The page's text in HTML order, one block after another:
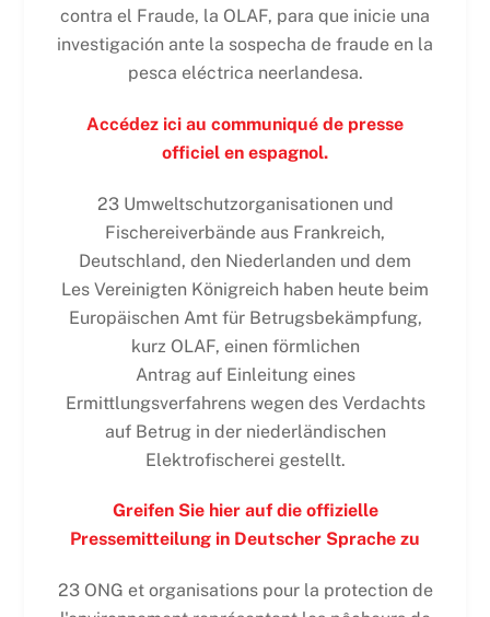
contra el Fraude, la OLAF, para que inicie una
investigación ante la sospecha de fraude en la
pesca eléctrica neerlandesa.
Accédez ici au communiqué de presse
officiel en espagnol.
23 Umweltschutzorganisationen und
Fischereiverbände aus Frankreich,
Deutschland, den Niederlanden und dem
Les Vereinigten Königreich haben heute beim
Europäischen Amt für Betrugsbekämpfung,
kurz OLAF, einen förmlichen
Antrag auf Einleitung eines
Ermittlungsverfahrens wegen des Verdachts
auf Betrug in der niederländischen
Elektrofischerei gestellt.
Greifen Sie hier auf die offizielle
Pressemitteilung in Deutscher Sprache zu
23 ONG et organisations pour la protection de